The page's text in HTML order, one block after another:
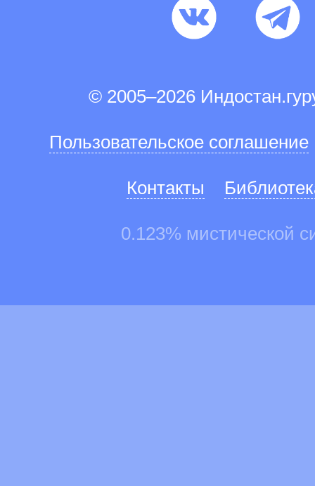
© 2005–2026
Пользовательское соглашение
Контакты
0.123% мистической